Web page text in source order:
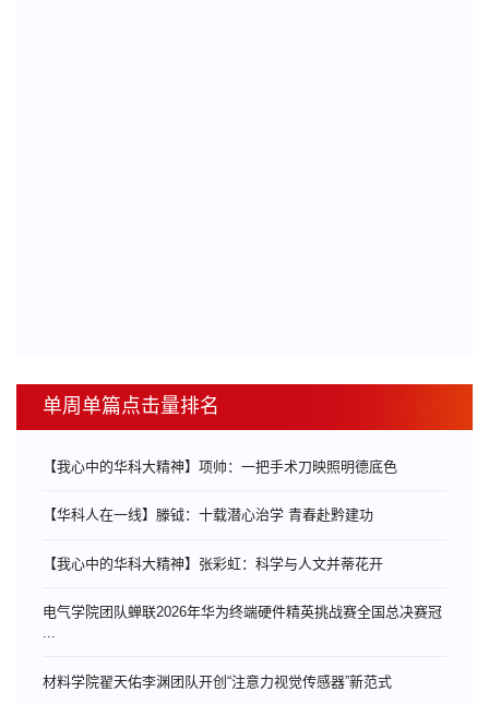
单周单篇点击量排名
【我心中的华科大精神】项帅：一把手术刀映照明德底色
【华科人在一线】滕钺：十载潜心治学 青春赴黔建功
【我心中的华科大精神】张彩虹：科学与人文并蒂花开
电气学院团队蝉联2026年华为终端硬件精英挑战赛全国总决赛冠
...
材料学院翟天佑李渊团队开创“注意力视觉传感器”新范式